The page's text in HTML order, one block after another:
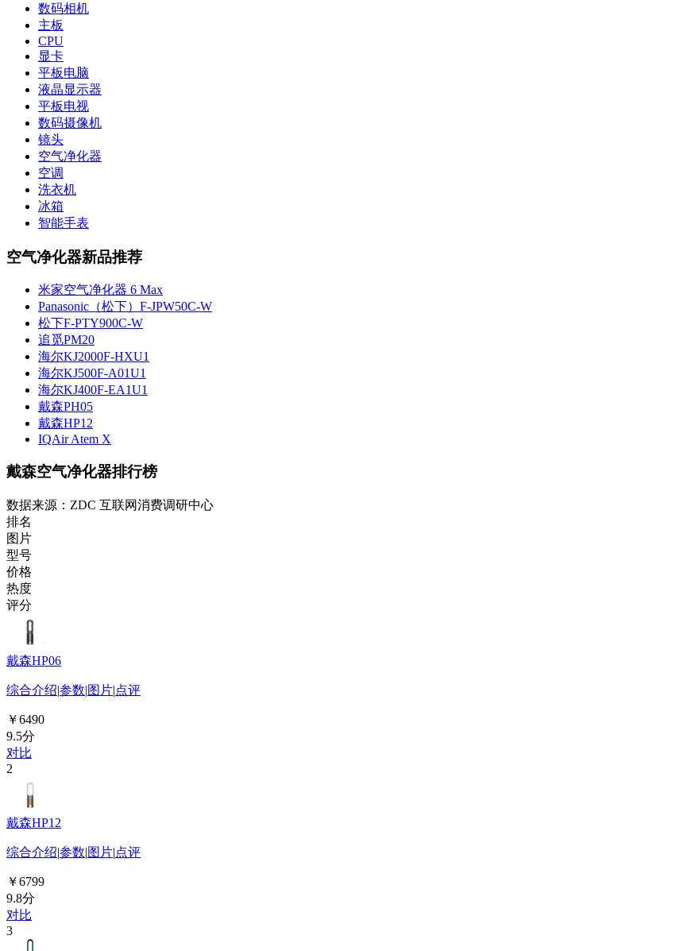
数码相机
主板
CPU
显卡
平板电脑
液晶显示器
平板电视
数码摄像机
镜头
空气净化器
空调
洗衣机
冰箱
智能手表
空气净化器新品推荐
米家空气净化器 6 Max
Panasonic（松下）F-JPW50C-W
松下F-PTY900C-W
追觅PM20
海尔KJ2000F-HXU1
海尔KJ500F-A01U1
海尔KJ400F-EA1U1
戴森PH05
戴森HP12
IQAir Atem X
戴森空气净化器排行榜
数据来源：ZDC 互联网消费调研中心
排名
图片
型号
价格
热度
评分
戴森HP06
综合介绍|参数|图片|点评
￥6490
9.5分
对比
2
戴森HP12
综合介绍|参数|图片|点评
￥6799
9.8分
对比
3